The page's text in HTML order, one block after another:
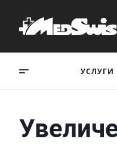
УСЛУГИ